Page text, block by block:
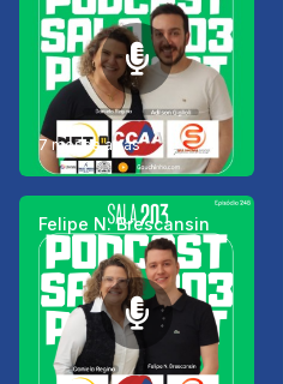
7 meses atrás
Felipe N. Brescansin